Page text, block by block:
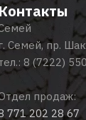
Семей, пр.
8 (7222)
продаж:
771 202 28 67